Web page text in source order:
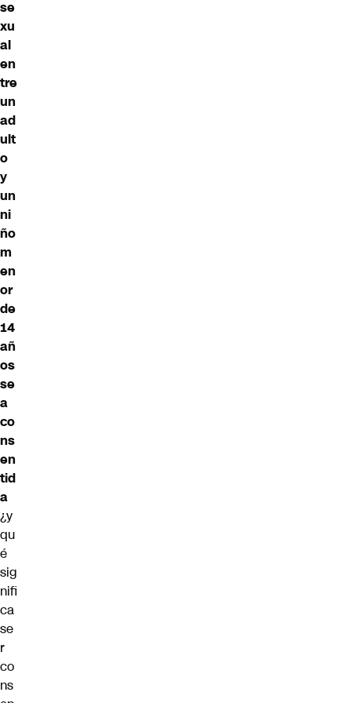
se
xu
al
en
tre
un
ad
ult
o
y
un
ni
ño
m
en
or
de
14
añ
os
se
a
co
ns
en
tid
a
¿y
qu
é
sig
nifi
ca
se
r
co
ns